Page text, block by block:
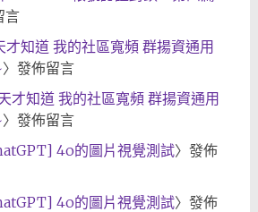
言
才知道 我的社區寬頻 群揚資通用
〉發佈留言
才知道 我的社區寬頻 群揚資通用
〉發佈留言
4o的圖片視覺測試〉發佈
4o的圖片視覺測試〉發佈